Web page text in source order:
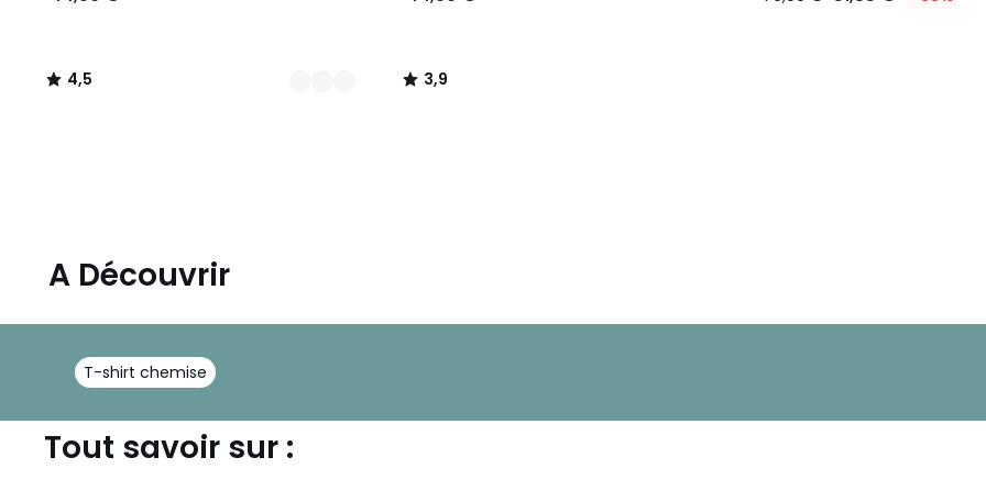
4,5
/
3,9
/
A Découvrir
T-shirt chemise
Tout savoir sur :